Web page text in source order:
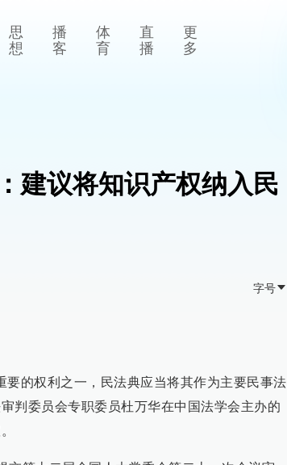
思
想
播
客
体
育
直
播
更
多
建议将知识产权纳入民
字号
要的权利之一，民法典应当将其作为主要民事法
判委员会专职委员杜万华在中国法学会主办的